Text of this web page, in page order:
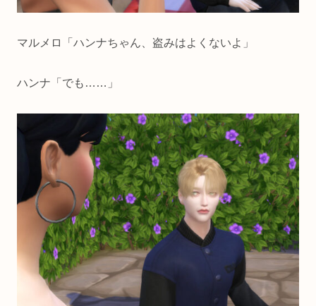
マルメロ「ハンナちゃん、盗みはよくないよ」
ハンナ「でも……」